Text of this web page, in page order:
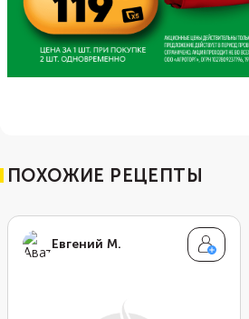
ПОХОЖИЕ РЕЦЕПТЫ
Евгений М.